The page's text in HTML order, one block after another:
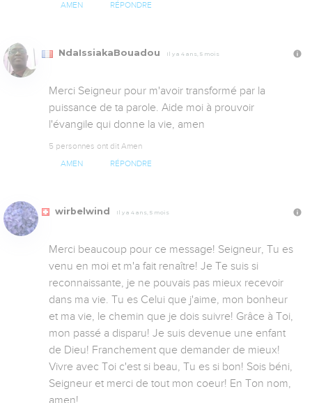
AMEN RÉPONDRE
NdaIssiakaBouadou Il y a 4 ans, 5 mois
Merci Seigneur pour m'avoir transformé par la
puissance de ta parole. Aide moi à prouvoir
l'évangile qui donne la vie, amen
5 personnes ont dit Amen
AMEN RÉPONDRE
wirbelwind Il y a 4 ans, 5 mois
Merci beaucoup pour ce message! Seigneur, Tu es
venu en moi et m'a fait renaître! Je Te suis si
reconnaissante, je ne pouvais pas mieux recevoir
dans ma vie. Tu es Celui que j'aime, mon bonheur
et ma vie, le chemin que je dois suivre! Grâce à Toi,
mon passé a disparu! Je suis devenue une enfant
de Dieu! Franchement que demander de mieux!
Vivre avec Toi c'est si beau, Tu es si bon! Sois béni,
Seigneur et merci de tout mon coeur! En Ton nom,
amen!